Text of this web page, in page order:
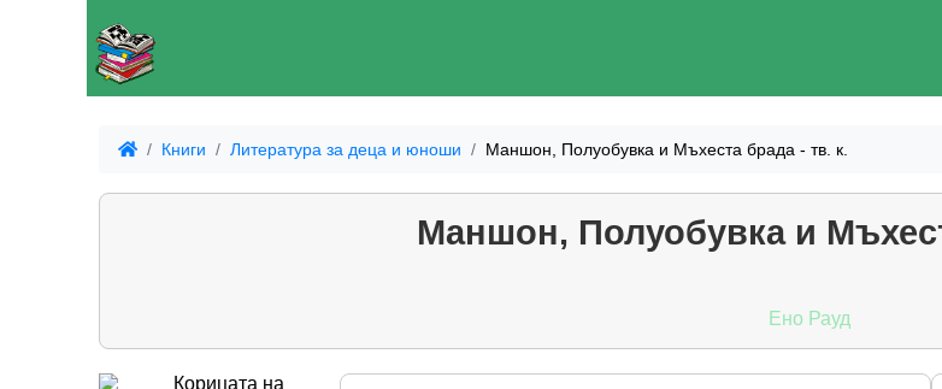
Книги Литература за деца и юноши Маншон, Полуобувка и Мъхеста брада - тв. к.
Маншон, Полуобувка и
Ено Рауд